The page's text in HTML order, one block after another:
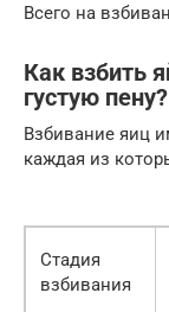
Всего на
Как взбить
густую пену?
Взбивание яиц
каждая из
Стадия
взбивания